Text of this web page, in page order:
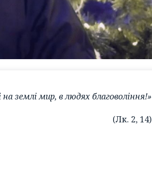
на землі мир, в людях благовоління!»
(Лк. 2, 14)